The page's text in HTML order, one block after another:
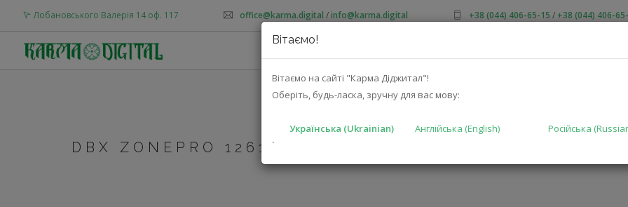
Вітаємо!
Вітаємо на сайті "Карма Діджитал"!
Оберіть, будь-ласка, зручну для вас мову:
Українська (Ukrainian) Англійська (English)
Російська
`
Лобановського Валерія 14 оф. 117 office@karma.digital /info@karma.digital +38 (044) 406-65-15 / +38 (044) 406-
DBX ZONEPRO 1261 (DBX1261V-EU)